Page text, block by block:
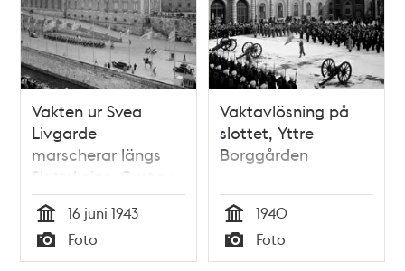
Vakten ur Svea
Livgarde
marscherar längs
Slottskajen. Gustav
V:s 85-årsdag, 16
juni 1943
Tid
16 juni 1943
Typ
Foto
Vaktavlösning på
slottet, Yttre
Borggården
Tid
1940
Typ
Foto